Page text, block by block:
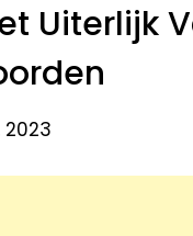
Uiterlijk